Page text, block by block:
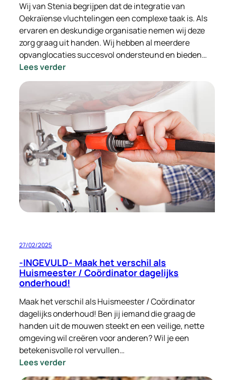
Wij van Stenia begrijpen dat de integratie van
Oekraïense vluchtelingen een complexe taak is. Als
ervaren en deskundige organisatie nemen wij deze
zorg graag uit handen. Wij hebben al meerdere
opvanglocaties succesvol ondersteund en bieden…
Lees verder:
Ondersteuning
bij
de
integratie
van
Oekraïense
vluchtelingen
–
Wij
nemen
de
zorg
27/02/2025
-INGEVULD- Maak het verschil als
Huismeester / Coördinator dagelijks
onderhoud!
Maak het verschil als Huismeester / Coördinator
dagelijks onderhoud! Ben jij iemand die graag de
handen uit de mouwen steekt en een veilige, nette
omgeving wil creëren voor anderen? Wil je een
betekenisvolle rol vervullen…
Lees verder:
-